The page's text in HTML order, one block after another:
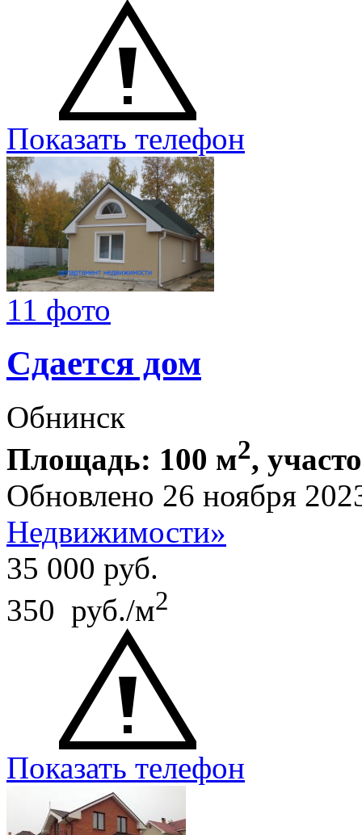
Показать телефон
11 фото
Сдается дом
Обнинск
Площадь: 100 м2,
Обновлено 26 ноября
Недвижимости»
35 000 руб.
350 руб./м2
Показать телефон